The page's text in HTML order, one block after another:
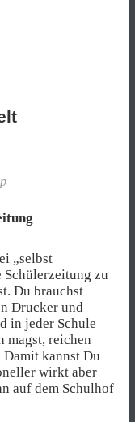
„selbst
Schülerzeitung zu
Du brauchst
Drucker und
in jeder Schule
magst, reichen
Damit kannst Du
wirkt aber
auf dem Schulhof